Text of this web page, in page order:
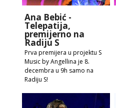
Ana Bebić -
Telepatija,
premijerno na
Radiju S
Prva premijera u projektu S
Music by Angellina je 8.
decembra u 9h samo na
Radiju S!